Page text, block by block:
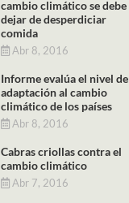
cambio climático se debe
dejar de desperdiciar
comida
Abr 8, 2016
Informe evalúa el nivel de
adaptación al cambio
climático de los países
Abr 8, 2016
Cabras criollas contra el
cambio climático
Abr 7, 2016